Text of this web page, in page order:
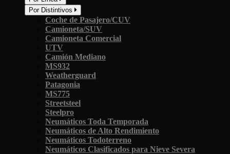
Por Distintivos
Coche de Pasajero/CUV
Camioneta/SUV
Camioneta Comercial
UTV
Camión Mediano
MS932
Weatherguard
Patagonia
MS775
Streetsteel
Steelpro
Neumáticos Toda Temporada
Neumáticos de Alto Rendimiento
Neumáticos Todoterreno
Neumáticos Clasificados para Nieve Severa